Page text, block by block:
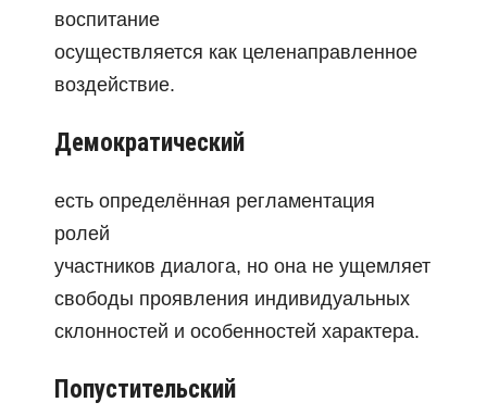
воспитание
осуществляется как целенаправленное
воздействие.
Демократический
есть определённая регламентация
ролей
участников диалога, но она не ущемляет
свободы проявления индивидуальных
склонностей и особенностей характера.
Попустительский